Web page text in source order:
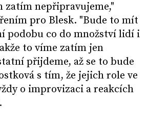
zatím nepřipravujeme,"
pro Blesk. "Bude to mít
podobu co do množství lidí i
to víme zatím jen
přijdeme, až se to bude
s tím, že jejich role ve
o improvizaci a reakcích